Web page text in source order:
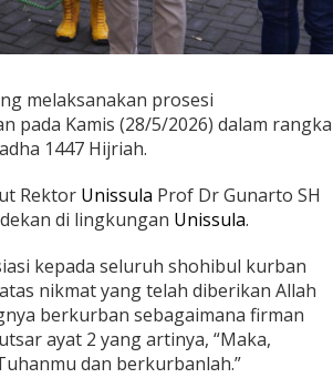
melaksanakan prosesi
pada Kamis (28/5/2026) dalam rangka
1447 Hijriah.
Rektor Unissula Prof Dr Gunarto SH
di lingkungan Unissula.
kepada seluruh shohibul kurban
nikmat yang telah diberikan Allah
berkurban sebagaimana firman
ayat 2 yang artinya, “Maka,
dan berkurbanlah.”